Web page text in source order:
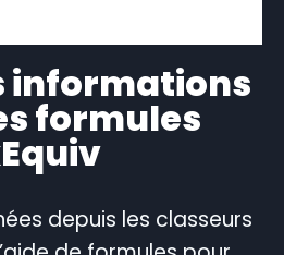
informations
formules
depuis les classeurs